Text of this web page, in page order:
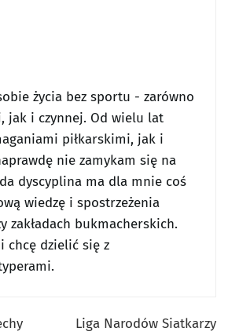
życia bez sportu - zarówno
jak i czynnej. Od wielu lat
piłkarskimi, jak i
nie zamykam się na
dyscyplina ma dla mnie coś
wiedzę i spostrzeżenia
zakładach bukmacherskich.
chcę dzielić się z
Liga Narodów Siatkarzy